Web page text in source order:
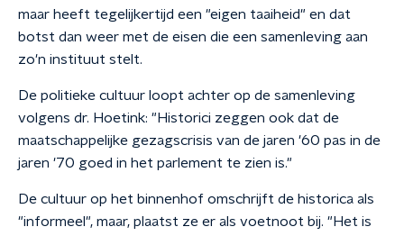
maar heeft tegelijkertijd een "eigen taaiheid" en dat
botst dan weer met de eisen die een samenleving aan
zo'n instituut stelt.
De politieke cultuur loopt achter op de samenleving
volgens dr. Hoetink: "Historici zeggen ook dat de
maatschappelijke gezagscrisis van de jaren '60 pas in de
jaren '70 goed in het parlement te zien is."
De cultuur op het binnenhof omschrijft de historica als
"informeel", maar, plaatst ze er als voetnoot bij. "Het is